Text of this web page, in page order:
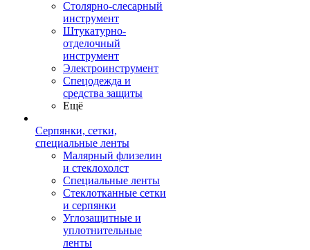
Столярно-слесарный
инструмент
Штукатурно-
отделочный
инструмент
Электроинструмент
Спецодежда и
средства защиты
Ещё
Серпянки, сетки,
специальные ленты
Малярный флизелин
и стеклохолст
Специальные ленты
Стеклотканные сетки
и серпянки
Углозащитные и
уплотнительные
ленты